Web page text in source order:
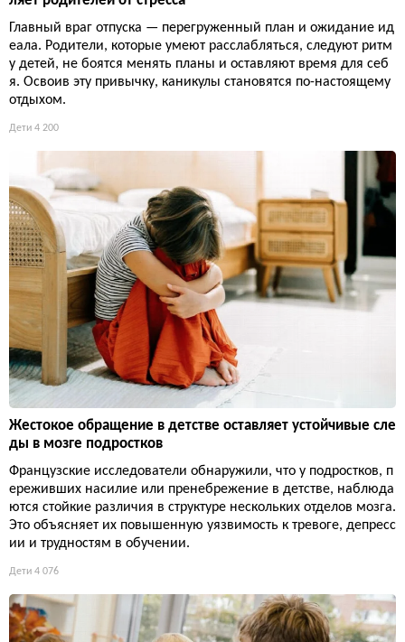
Главный враг отпуска — перегруженный план и ожидание ид
еала. Родители, которые умеют расслабляться, следуют ритм
у детей, не боятся менять планы и оставляют время для себ
я. Освоив эту привычку, каникулы становятся по-настоящему
отдыхом.
Дети 4 200
Жестокое обращение в детстве оставляет устойчивые сле
ды в мозге подростков
Французские исследователи обнаружили, что у подростков, п
ереживших насилие или пренебрежение в детстве, наблюда
ются стойкие различия в структуре нескольких отделов мозга.
Это объясняет их повышенную уязвимость к тревоге, депресс
ии и трудностям в обучении.
Дети 4 076